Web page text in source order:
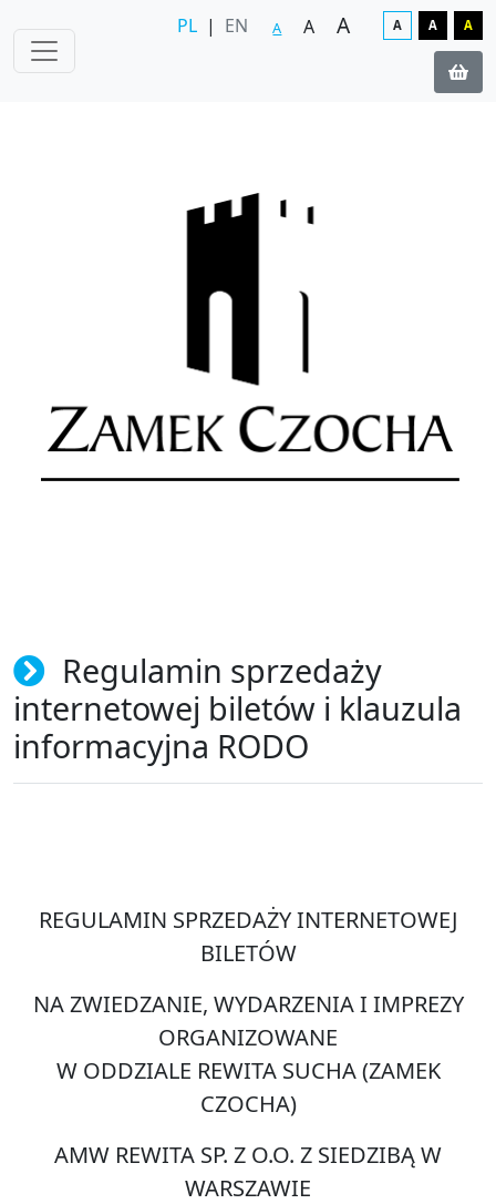
PL | EN A A A A A A
Regulamin sprzedaży
internetowej biletów i klauzula
informacyjna RODO
REGULAMIN SPRZEDAŻY INTERNETOWEJ
BILETÓW
NA ZWIEDZANIE, WYDARZENIA I IMPREZY
ORGANIZOWANE
W ODDZIALE REWITA SUCHA (ZAMEK
CZOCHA)
AMW REWITA SP. Z O.O. Z SIEDZIBĄ W
WARSZAWIE